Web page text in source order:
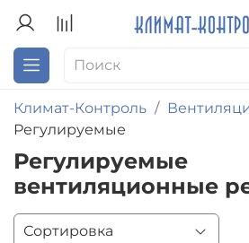
Климат-Контроль
Регулируемые
Регулируемые
вентиляционные